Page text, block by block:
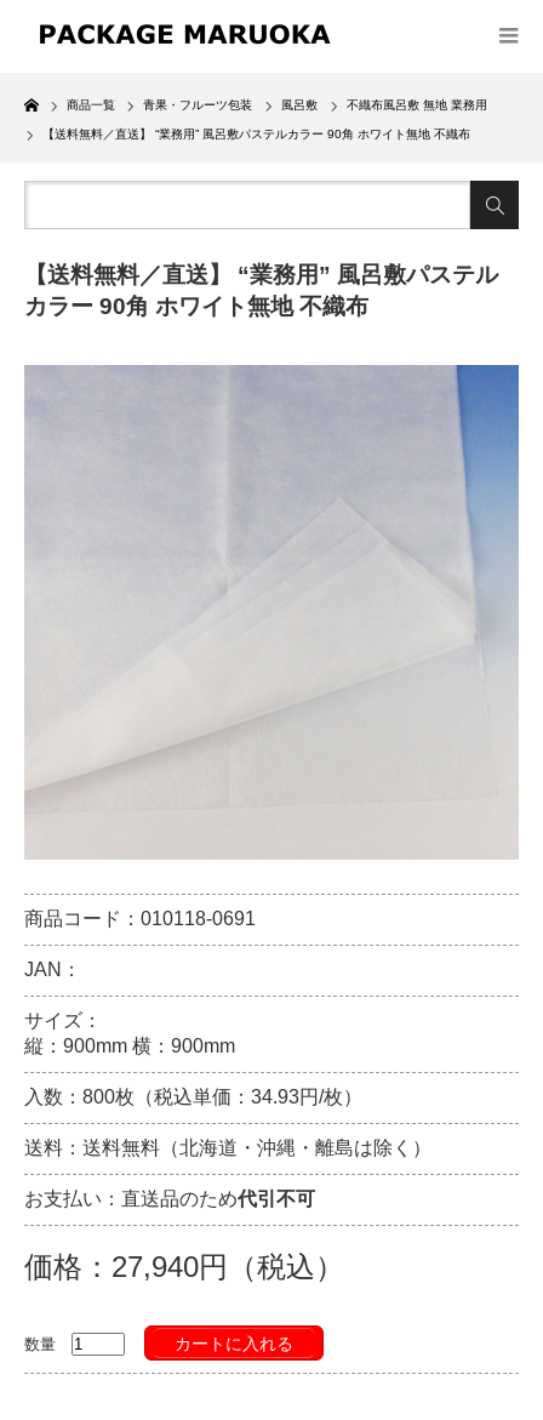
Home
商品一覧 青果・フルーツ包装 風呂敷 不織布風呂敷 無地 業務用
【送料無料／直送】 “業務用” 風呂敷パステルカラー 90角 ホワイト無地 不織布
【送料無料／直送】 “業務用” 風呂敷パステル
カラー 90角 ホワイト無地 不織布
商品コード：010118-0691
JAN：
サイズ：
縦：900mm 横：900mm
入数：800枚（税込単価：34.93円/枚）
送料：送料無料（北海道・沖縄・離島は除く）
お支払い：直送品のため代引不可
価格：27,940円（税込）
数量 カートに入れる